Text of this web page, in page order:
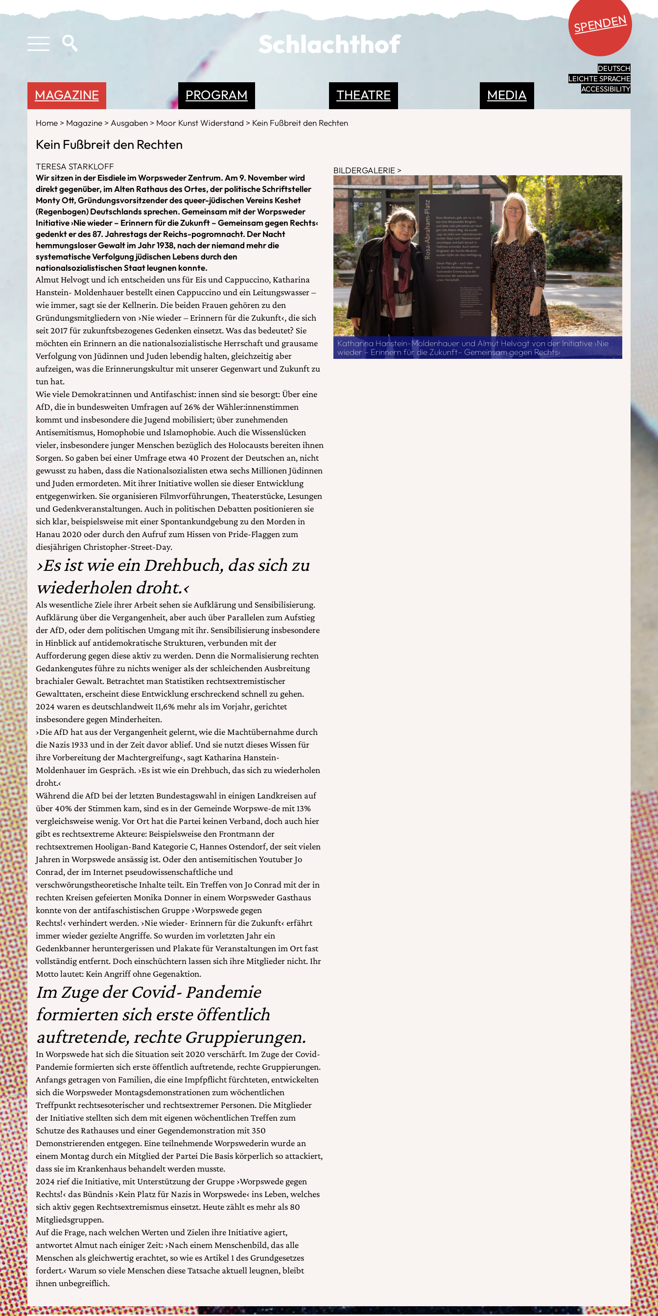
Schlachthof
SPENDEN
DEUTSCH
LEICHTE SPRACHE
ACCESSIBILITY
PROGRAM THEATRE MEDIA
MAGAZINE
Home Magazine Ausgaben Moor Kunst Widerstand Kein Fußbreit den Rechten
Kein Fußbreit den Rechten
TERESA STARKLOFF
Wir sitzen in der Eisdiele im Worpsweder Zentrum. Am 9. November wird
direkt gegenüber, im Alten Rathaus des Ortes, der politische Schriftsteller
Monty Ott, Gründungsvorsitzender des queer-jüdischen Vereins Keshet
(Regenbogen) Deutschlands sprechen. Gemeinsam mit der Worpsweder
Initiative ›Nie wieder – Erinnern für die Zukunft – Gemeinsam gegen Rechts‹
gedenkt er des 87. Jahrestags der Reichs-pogromnacht. Der Nacht
hemmungsloser Gewalt im Jahr 1938, nach der niemand mehr die
systematische Verfolgung jüdischen Lebens durch den
nationalsozialistischen Staat leugnen konnte.
Almut Helvogt und ich entscheiden uns für Eis und Cappuccino, Katharina
Hanstein- Moldenhauer bestellt einen Cappuccino und ein Leitungswasser –
wie immer, sagt sie der Kellnerin. Die beiden Frauen gehören zu den
Gründungsmitgliedern von ›Nie wieder – Erinnern für die Zukunft‹, die sich
seit 2017 für zukunftsbezogenes Gedenken einsetzt. Was das bedeutet? Sie
möchten ein Erinnern an die nationalsozialistische Herrschaft und grausame
Verfolgung von Jüdinnen und Juden lebendig halten, gleichzeitig aber
aufzeigen, was die Erinnerungskultur mit unserer Gegenwart und Zukunft zu
tun hat.
Wie viele Demokrat:innen und Antifaschist: innen sind sie besorgt: Über eine
AfD, die in bundesweiten Umfragen auf 26% der Wähler:innenstimmen
kommt und insbesondere die Jugend mobilisiert; über zunehmenden
Antisemitismus, Homophobie und Islamophobie. Auch die Wissenslücken
vieler, insbesondere junger Menschen bezüglich des Holocausts bereiten ihnen
Sorgen. So gaben bei einer Umfrage etwa 40 Prozent der Deutschen an, nicht
gewusst zu haben, dass die Nationalsozialisten etwa sechs Millionen Jüdinnen
und Juden ermordeten. Mit ihrer Initiative wollen sie dieser Entwicklung
entgegenwirken. Sie organisieren Filmvorführungen, Theaterstücke, Lesungen
und Gedenkveranstaltungen. Auch in politischen Debatten positionieren sie
sich klar, beispielsweise mit einer Spontankundgebung zu den Morden in
Hanau 2020 oder durch den Aufruf zum Hissen von Pride-Flaggen zum
diesjährigen Christopher-Street-Day.
›Es ist wie ein Drehbuch, das sich zu
wiederholen droht.‹
Als wesentliche Ziele ihrer Arbeit sehen sie Aufklärung und Sensibilisierung.
Aufklärung über die Vergangenheit, aber auch über Parallelen zum Aufstieg
der AfD, oder dem politischen Umgang mit ihr. Sensibilisierung insbesondere
in Hinblick auf antidemokratische Strukturen, verbunden mit der
Aufforderung gegen diese aktiv zu werden. Denn die Normalisierung rechten
Gedankengutes führe zu nichts weniger als der schleichenden Ausbreitung
brachialer Gewalt. Betrachtet man Statistiken rechtsextremistischer
Gewalttaten, erscheint diese Entwicklung erschreckend schnell zu gehen.
2024 waren es deutschlandweit 11,6% mehr als im Vorjahr, gerichtet
insbesondere gegen Minderheiten.
›Die AfD hat aus der Vergangenheit gelernt, wie die Machtübernahme durch
die Nazis 1933 und in der Zeit davor ablief. Und sie nutzt dieses Wissen für
ihre Vorbereitung der Machtergreifung‹, sagt Katharina Hanstein-
Moldenhauer im Gespräch. ›Es ist wie ein Drehbuch, das sich zu wiederholen
droht.‹
Während die AfD bei der letzten Bundestagswahl in einigen Landkreisen auf
über 40% der Stimmen kam, sind es in der Gemeinde Worpswe-de mit 13%
vergleichsweise wenig. Vor Ort hat die Partei keinen Verband, doch auch hier
gibt es rechtsextreme Akteure: Beispielsweise den Frontmann der
rechtsextremen Hooligan-Band Kategorie C, Hannes Ostendorf, der seit vielen
Jahren in Worpswede ansässig ist. Oder den antisemitischen Youtuber Jo
Conrad, der im Internet pseudowissenschaftliche und
verschwörungstheoretische Inhalte teilt. Ein Treffen von Jo Conrad mit der in
rechten Kreisen gefeierten Monika Donner in einem Worpsweder Gasthaus
konnte von der antifaschistischen Gruppe ›Worpswede gegen
Rechts!‹ verhindert werden. ›Nie wieder- Erinnern für die Zukunft‹ erfährt
immer wieder gezielte Angriffe. So wurden im vorletzten Jahr ein
Gedenkbanner heruntergerissen und Plakate für Veranstaltungen im Ort fast
vollständig entfernt. Doch einschüchtern lassen sich ihre Mitglieder nicht. Ihr
Motto lautet: Kein Angriff ohne Gegenaktion.
Im Zuge der Covid- Pandemie
formierten sich erste öffentlich
auftretende, rechte Gruppierungen.
In Worpswede hat sich die Situation seit 2020 verschärft. Im Zuge der Covid-
Pandemie formierten sich erste öffentlich auftretende, rechte Gruppierungen.
Anfangs getragen von Familien, die eine Impfpflicht fürchteten, entwickelten
sich die Worpsweder Montagsdemonstrationen zum wöchentlichen
Treffpunkt rechtsesoterischer und rechtsextremer Personen. Die Mitglieder
der Initiative stellten sich dem mit eigenen wöchentlichen Treffen zum
Schutze des Rathauses und einer Gegendemonstration mit 350
Demonstrierenden entgegen. Eine teilnehmende Worpswederin wurde an
einem Montag durch ein Mitglied der Partei Die Basis körperlich so attackiert,
dass sie im Krankenhaus behandelt werden musste.
2024 rief die Initiative, mit Unterstützung der Gruppe ›Worpswede gegen
Rechts!‹ das Bündnis ›Kein Platz für Nazis in Worpswede‹ ins Leben, welches
sich aktiv gegen Rechtsextremismus einsetzt. Heute zählt es mehr als 80
Mitgliedsgruppen.
Auf die Frage, nach welchen Werten und Zielen ihre Initiative agiert,
antwortet Almut nach einiger Zeit: ›Nach einem Menschenbild, das alle
Menschen als gleichwertig erachtet, so wie es Artikel 1 des Grundgesetzes
fordert.‹ Warum so viele Menschen diese Tatsache aktuell leugnen, bleibt
ihnen unbegreiflich.
BILDERGALERIE
Katharina Hanstein-Moldenhauer und Almut Helvogt von der Initiative ›Nie
wieder – Erinnern für die Zukunft– Gemeinsam gegen Rechts‹